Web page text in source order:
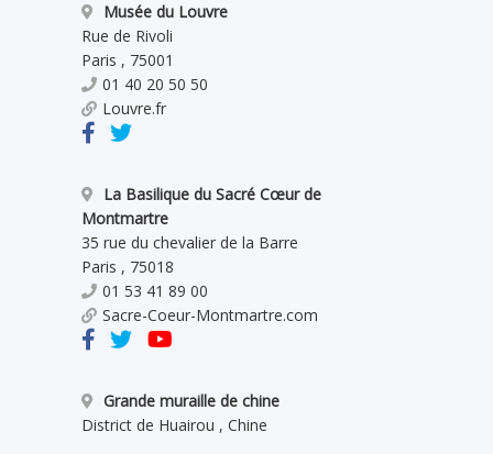
Musée du Louvre
Rue de Rivoli
Paris , 75001
01 40 20 50 50
Louvre.fr
La Basilique du Sacré Cœur de
Montmartre
35 rue du chevalier de la Barre
Paris , 75018
01 53 41 89 00
Sacre-Coeur-Montmartre.com
Grande muraille de chine
District de Huairou , Chine